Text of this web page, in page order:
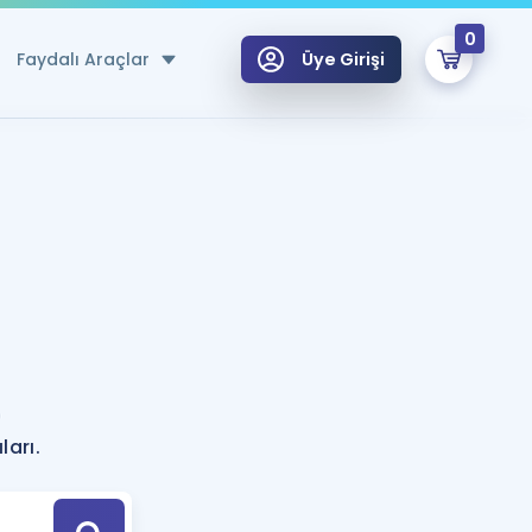
Faydalı Araçlar
Hesaplama Aracı
için Öneriler
Tek Takvimde
Üye Girişi
0
Hoca ile seni sınava hazırlayacak onlarca eğitim seni bekliyor!